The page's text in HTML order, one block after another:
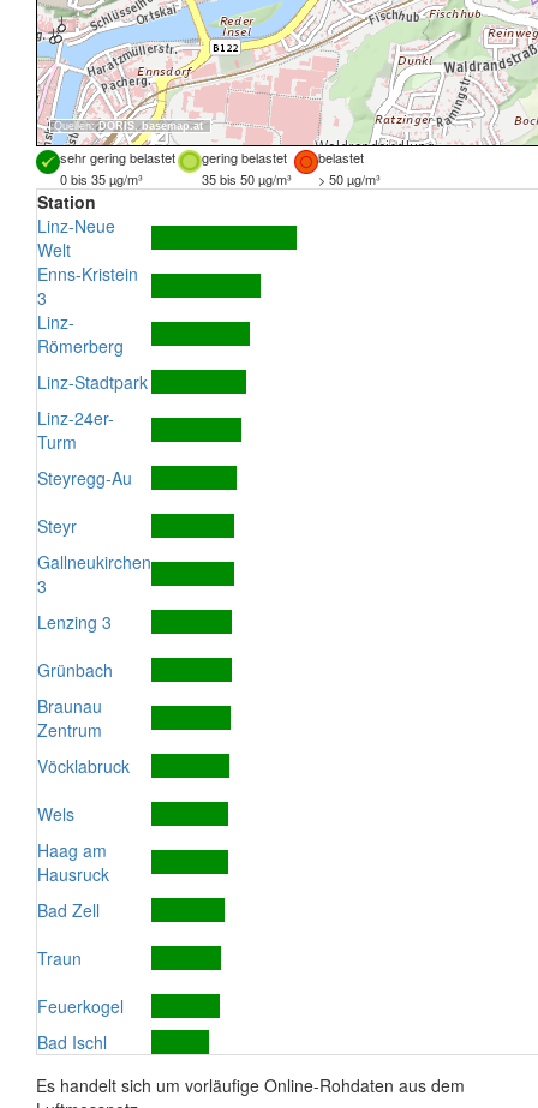
Quellen:DORIS, basemap.at
sehr gering belastet gering belastet
belastet
0 bis 35 µg/m³
35 bis 50 µg/m³ > 50 µg/m³
Station
Linz-Neue
Welt
Enns-Kristein
3
Linz-
Römerberg
Linz-Stadtpark
Linz-24er-
Turm
Steyregg-Au
Steyr
Gallneukirchen
3
Lenzing 3
Grünbach
Braunau
Zentrum
Vöcklabruck
Wels
Haag am
Hausruck
Bad Zell
Traun
Feuerkogel
Bad Ischl
Es handelt sich um vorläufige Online-Rohdaten aus dem